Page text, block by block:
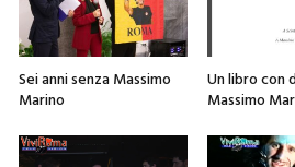
Sei anni senza Massimo
Marino
Un libro con
Massimo